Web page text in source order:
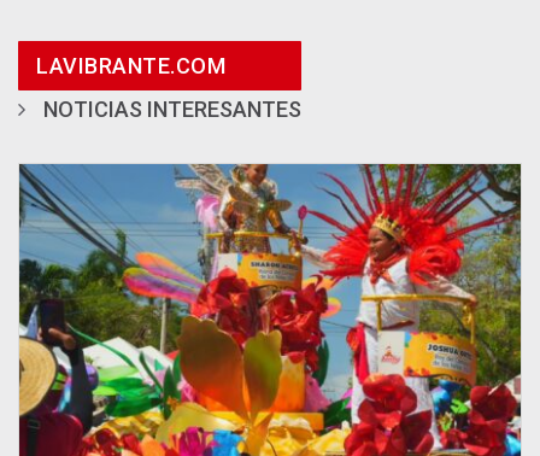
LAVIBRANTE.COM
NOTICIAS INTERESANTES